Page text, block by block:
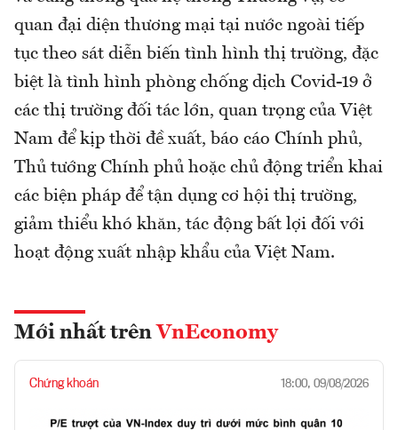
quan đại diện thương mại tại nước ngoài tiếp
tục theo sát diễn biến tình hình thị trường, đặc
biệt là tình hình phòng chống dịch Covid-19 ở
các thị trường đối tác lớn, quan trọng của Việt
Nam để kịp thời đề xuất, báo cáo Chính phủ,
Thủ tướng Chính phủ hoặc chủ động triển khai
các biện pháp để tận dụng cơ hội thị trường,
giảm thiểu khó khăn, tác động bất lợi đối với
hoạt động xuất nhập khẩu của Việt Nam.
Mới nhất trên VnEconomy
Chứng khoán 18:00, 09/08/2026